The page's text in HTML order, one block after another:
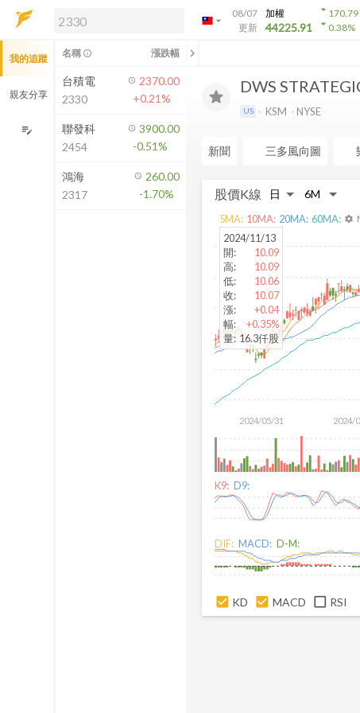
arrow_drop_down
08/07
更新
加權
44225.91
arrow_drop_down170.79
arrow_drop_down0.38%
解鎖即時行情及進階功能
方案」，即可解鎖以下功能：
即時行情
即時市況與排行
成交金額熱力圖
前往方案訂閱
如何綁定合作券商
DWS
US KSM NYSE
新聞 三多風向圖
股價K線
2024/05/31 2024/
2024/11/13
開:
10.09
高:
10.09
低:
10.06
收:
10.07
漲:
+0.04
幅:
+0.35%
量: 16.3仟股
5MA: 10MA: 20MA: 60MA: settings
K9: D9:
DIF: MACD: D-M:
KD MACD RSI
我的追蹤
親友分享
edit_note
名稱 info_outline 漲跌幅 chevron_left
台積電
2330
2370.00
+0.21%
聯發科
2454
3900.00
-0.51%
鴻海
2317
260.00
-1.70%